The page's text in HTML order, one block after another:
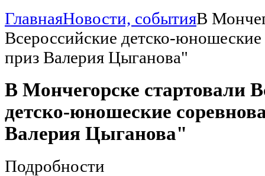
ГлавнаяНовости, событияВ
Всероссийские детско-
приз Валерия Цыганова"
В Мончегорске стартовали
детско-юношеские
Валерия Цыганова"
Подробности